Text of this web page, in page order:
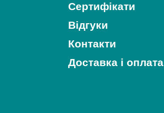
Сертифікати
Відгуки
Контакти
Доставка і оплата